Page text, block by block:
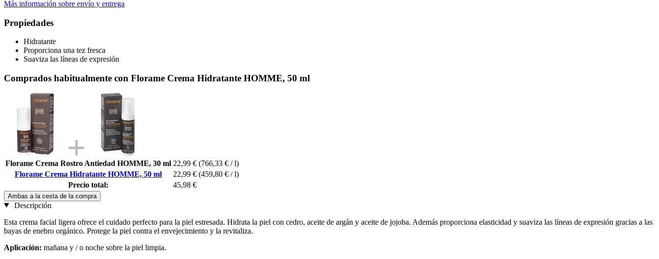
Más información sobre envío y entrega
Propiedades
Hidratante
Proporciona una tez fresca
Suaviza las líneas de expresión
Comprados habitualmente con Florame Crema Hidratante HOMME, 50 ml
Florame Crema Rostro Antiedad HOMME, 30 ml 22,99 € (766,33 € / l)
Florame Crema Hidratante HOMME, 50 ml
22,99 € (459,80 € / l)
Precio total:
45,98 €
Ambas a la cesta de la compra
Descripción
Esta crema facial ligera ofrece el cuidado perfecto para la piel estresada. Hidrata la piel con cedro, aceite de argán y aceite de jojoba. Además proporciona elasticidad y suaviza las líneas de expresión gracias a las
bayas de enebro orgánico. Protege la piel contra el envejecimiento y la revitaliza.
Aplicación: mañana y / o noche sobre la piel limpia.